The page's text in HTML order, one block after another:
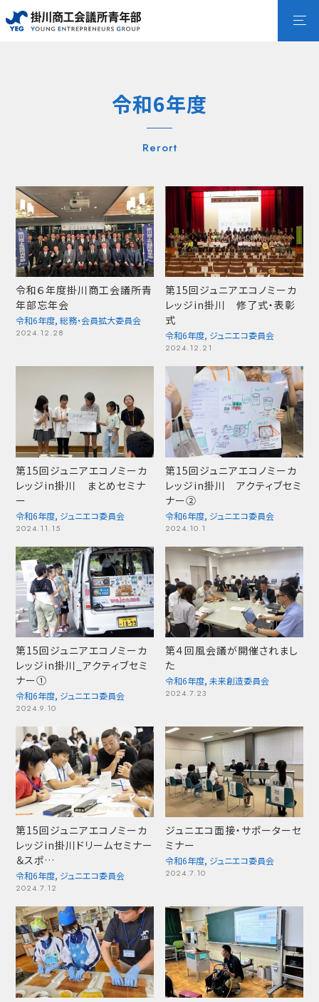
令和6年度
Rerort
令和６年度掛川商工会議所青
年部忘年会
令和6年度,総務・会員拡大委員会
2024.12.28
第15回ジュニアエコノミーカ
レッジin掛川 修了式・表彰
式
令和6年度, ジュニエコ委員会
2024.12.21
第15回ジュニアエコノミーカ
レッジin掛川 まとめセミナ
ー
令和6年度, ジュニエコ委員会
2024.11.15
第15回ジュニアエコノミーカ
レッジin掛川 アクティブセミ
ナー②
令和6年度, ジュニエコ委員会
2024.10.1
第15回ジュニアエコノミーカ
レッジin掛川_アクティブセミ
ナー①
令和6年度, ジュニエコ委員会
2024.9.10
第４回風会議が開催されまし
た
令和6年度, 未来創造委員会
2024.7.23
第15回ジュニアエコノミーカ
レッジin掛川ドリームセミナー
＆スポ…
令和6年度, ジュニエコ委員会
2024.7.12
ジュニエコ面接・サポーターセ
ミナー
令和6年度, ジュニエコ委員会
2024.7.10